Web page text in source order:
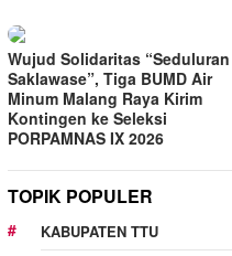
Wujud Solidaritas “Seduluran
Saklawase”, Tiga BUMD Air
Minum Malang Raya Kirim
Kontingen ke Seleksi
PORPAMNAS IX 2026
TOPIK POPULER
KABUPATEN TTU